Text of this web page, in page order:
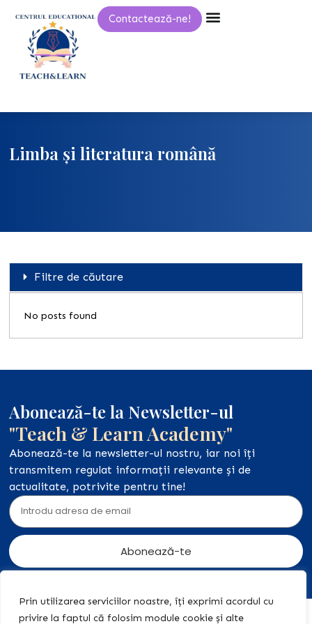
Prin utilizarea serviciilor noastre, îți exprimi acordul cu
privire la faptul că folosim module cookie și alte
content
Contactează-ne!
Limba și literatura română
Filtre de căutare
No posts found
Abonează-te la Newsletter-ul
"Teach & Learn Academy"
Abonează-te la newsletter-ul nostru, iar noi îți
transmitem regulat informații relevante și de
actualitate, potrivite pentru tine!
Abonează-te